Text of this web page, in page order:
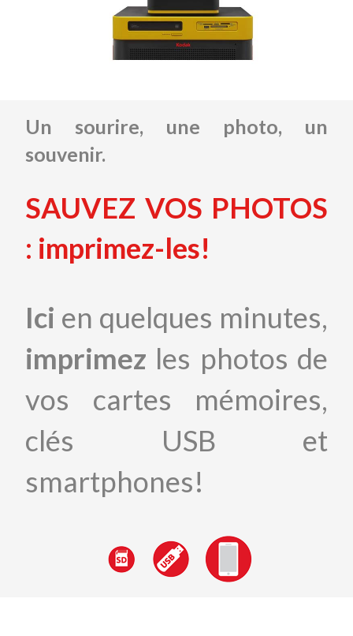
Un sourire, une photo, un
souvenir.
SAUVEZ VOS PHOTOS
: imprimez-les!
Ici en quelques minutes,
imprimez les photos de
vos cartes mémoires,
clés USB et
smartphones!